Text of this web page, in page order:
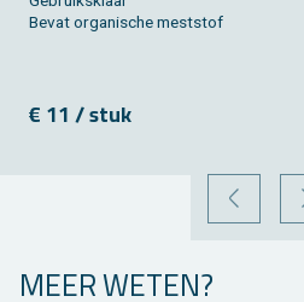
Bevat or­ga­ni­sche mest­stof
€ 11 / stuk
VORIGE
MEER WETEN?